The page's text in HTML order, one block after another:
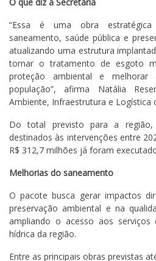
O que diz a Secretária
“Essa é uma obra
saneamento, saúde pública e
atualizando uma estrutura
tornar o tratamento de esgoto
proteção ambiental e
população”, afirma Natália
Ambiente, Infraestrutura e Logística
Do total previsto para a região,
destinados às intervenções entre
R$ 312,7 milhões já foram
Melhorias do saneamento
O pacote busca gerar impactos
preservação ambiental e na
ampliando o acesso aos serviços
hídrica da região.
Entre as principais obras previstas